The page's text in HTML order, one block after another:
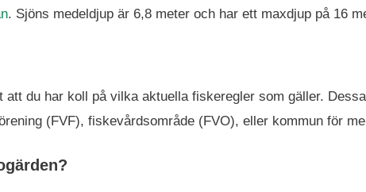
. Sjöns medeldjup är 6,8 meter och har ett maxdjup på 16
du har koll på vilka aktuella fiskeregler som gäller.
(FVF), fiskevårdsområde (FVO), eller kommun för